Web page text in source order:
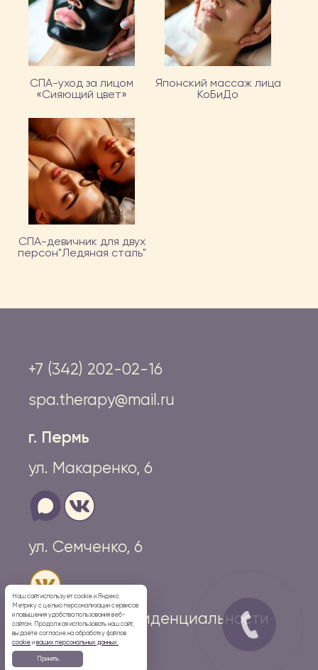
СПА-уход за лицом
«Сияющий цвет»
Японский массаж лица
КоБиДо
СПА-девичник для двух
персон"Ледяная сталь"
+7 (342) 202-02-16
spa.therapy@mail.ru
г. Пермь
ул. Макаренко, 6
ул. Семченко, 6
Политика конфиденциальности
Наш сайт использует cookie и Яндекс
Метрику с целью персонализации сервисов
и повышения удобства пользования веб-
сайтом. Продолжая использовать наш сайт,
вы даёте согласие на обработку файлов
cookie и ваших персональных данных.
Принять